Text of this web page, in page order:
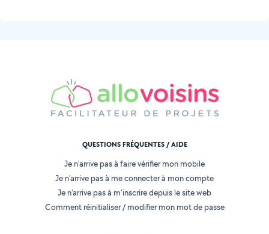
QUESTIONS FRÉQUENTES / AIDE
Je n'arrive pas à faire vérifier mon mobile
Je n'arrive pas à me connecter à mon compte
Je n'arrive pas à m'inscrire depuis le site web
Comment réinitialiser / modifier mon mot de passe